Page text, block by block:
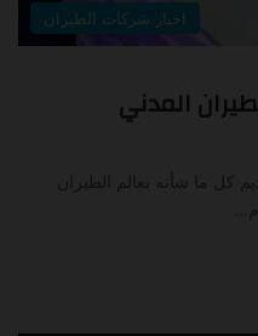
اخبار شركات الطيران
المدني